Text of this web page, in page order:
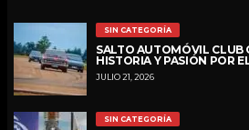
SIN CATEGORÍA
SALTO AUTOMÓVIL CLUB
HISTORIA Y PASIÓN POR
JULIO 21, 2026
SIN CATEGORÍA